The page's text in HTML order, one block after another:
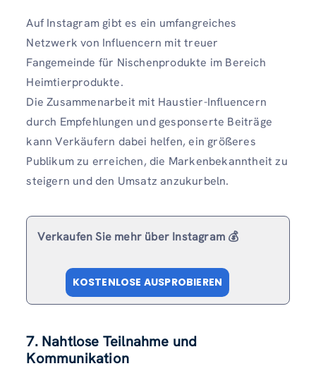
Auf Instagram gibt es ein umfangreiches
Netzwerk von Influencern mit treuer
Fangemeinde für Nischenprodukte im Bereich
Heimtierprodukte.
Die Zusammenarbeit mit Haustier-Influencern
durch Empfehlungen und gesponserte Beiträge
kann Verkäufern dabei helfen, ein größeres
Publikum zu erreichen, die Markenbekanntheit zu
steigern und den Umsatz anzukurbeln.
Verkaufen Sie mehr über Instagram 💰
KOSTENLOSE AUSPROBIEREN
7. Nahtlose Teilnahme und
Kommunikation